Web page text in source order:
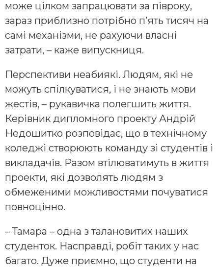
може цілком запрацювати за півроку,
зараз приблизно потрібно п’ять тисяч на
самі механізми, не рахуючи власні
затрати, – каже випускниця.
Перспективи неабиякі. Людям, які не
можуть спілкуватися, і не знають мови
жестів, – рукавичка полегшить життя.
Керівник дипломного проекту Андрій
Недошитко розповідає, що в технічному
коледжі створюють команду зі студентів і
викладачів. Разом втілюватимуть в життя
проекти, які дозволять людям з
обмеженими можливостями почуватися
повноцінно.
– Тамара – одна з талановитих наших
студенток. Насправді, робіт таких у нас
багато. Дуже приємно, що студенти на